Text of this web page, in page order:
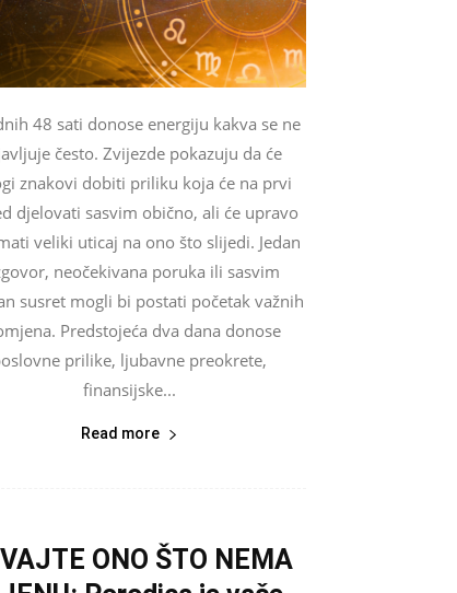
48 sati donose energiju kakva se ne
često. Zvijezde pokazuju da će
znakovi dobiti priliku koja će na prvi
djelovati sasvim obično, ali će upravo
veliki uticaj na ono što slijedi. Jedan
neočekivana poruka ili sasvim
susret mogli bi postati početak važnih
Predstojeća dva dana donose
prilike, ljubavne preokrete,
finansijske...
Read more
ONO ŠTO NEMA